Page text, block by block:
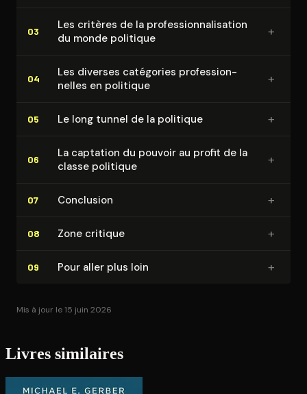
03
Les critères de la pro­fes­sion­na­li­sa­tion
du monde politique
+
04
Les diverses catégories pro­fes­sion­
nelles en politique
+
05 Le long tunnel de la politique +
06
La captation du pouvoir au profit de la
classe politique
+
07 Conclusion +
08 Zone critique +
09 Pour aller plus loin +
Mis à jour le 15 juin 2026
Livres similaires